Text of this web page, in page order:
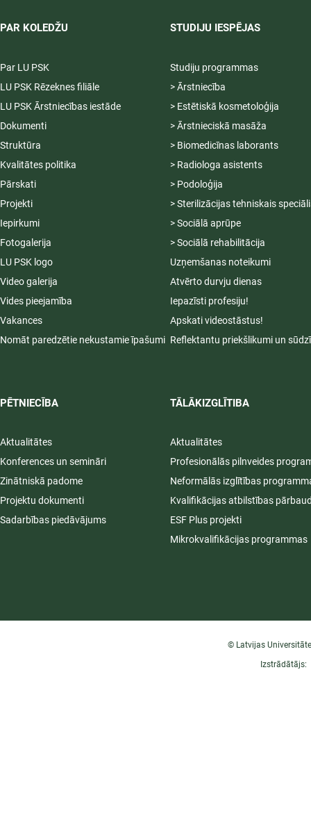
PAR KOLEDŽU
Par LU PSK
LU PSK Rēzeknes filiāle
LU PSK Ārstniecības iestāde
Dokumenti
Struktūra
Kvalitātes politika
Pārskati
Projekti
Iepirkumi
Fotogalerija
LU PSK logo
Video galerija
Vides pieejamība
Vakances
Nomāt paredzētie nekustamie īpašumi
PĒTNIECĪBA
Aktualitātes
Konferences un semināri
Zinātniskā padome
Projektu dokumenti
Sadarbības piedāvājums
STUDIJU IESPĒJAS
Studiju programmas
> Ārstniecība
> Estētiskā kosmetoloģija
> Ārstnieciskā masāža
> Biomedicīnas laborants
> Radiologa asistents
> Podoloģija
> Sterilizācijas tehniskais
> Sociālā aprūpe
> Sociālā rehabilitācija
Uzņemšanas noteikumi
Atvērto durvju dienas
Iepazīsti profesiju!
Apskati videostāstus!
Reflektantu priekšlikumi un
TĀLĀKIZGLĪTIBA
Aktualitātes
Profesionālās pilnveides
Neformālās izglītības
Kvalifikācijas atbilstības
ESF Plus projekti
Mikrokvalifikācijas programmas
© Latvijas
Izstrādātājs: